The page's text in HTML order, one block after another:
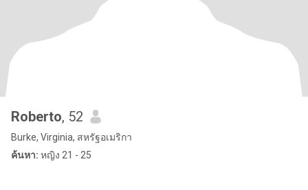
Roberto, 52
Burke, Virginia, สหรัฐอเมริกา
ค้นหา: หญิง 21 - 25